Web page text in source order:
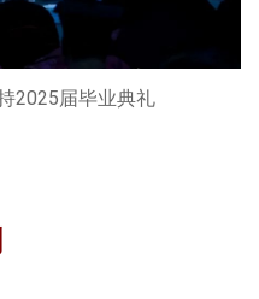
2025届毕业典礼